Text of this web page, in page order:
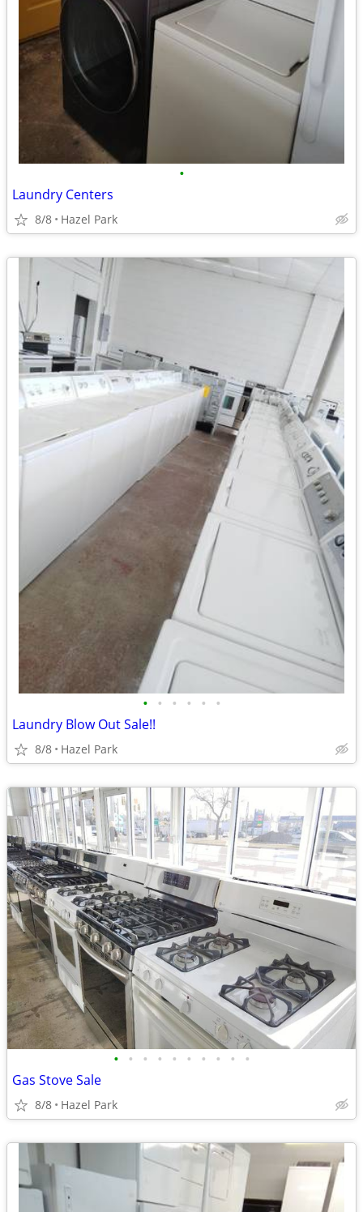
•
Laundry Centers
8/8 Hazel Park
• • • • • •
Laundry Blow Out Sale!!
8/8 Hazel Park
• • • • • • • • • •
Gas Stove Sale
8/8 Hazel Park